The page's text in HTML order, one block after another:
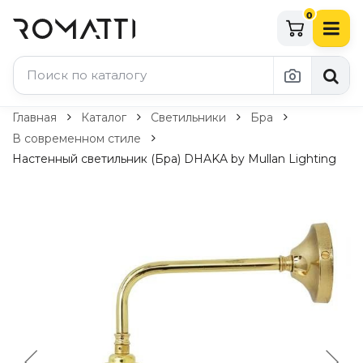
0
Каталог Romatti
Свет и освещение
Бра и настенные светильники
Настольные лампы
Уличное освещение
Комплектующие
Главная Каталог Светильники
Бра
В современном стиле
Настенный светильник (Бра) DHAKA by Mullan Lighting